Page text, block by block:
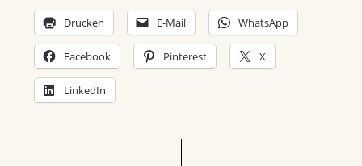
Drucken E-Mail WhatsApp
Facebook Pinterest X
LinkedIn